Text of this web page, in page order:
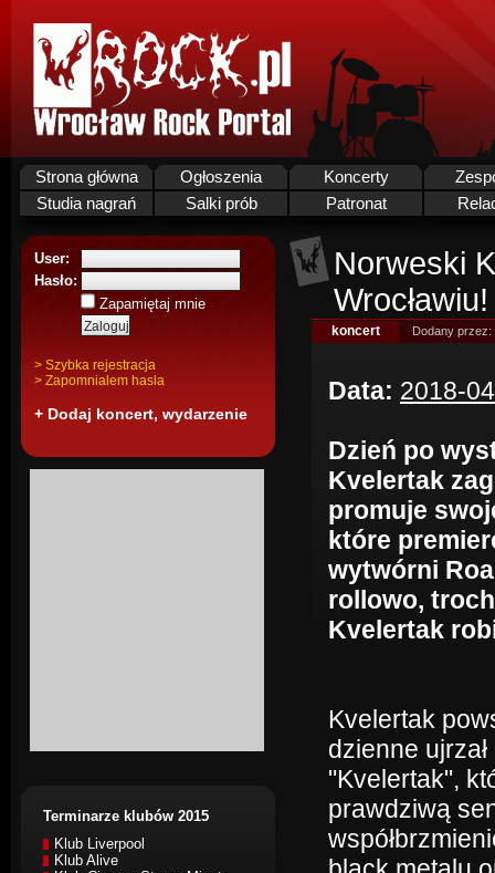
Strona główna Ogłoszenia Koncerty
Studia nagrań
Salki prób Patronat
User:
Hasło:
Zapamiętaj mnie
> Szybka rejestracja
> Zapomnialem hasla
+ Dodaj koncert, wydarzenie
Terminarze klubów 2015
Klub Liverpool
Klub Alive
Norweski
Wrocławiu!
koncert Dodany przez:
Data: 2018-
Dzień po
Kvelertak
promuje
które
wytwórni
rollowo,
Kvelertak
Kvelertak
dzienne
"Kvelertak",
prawdziwą